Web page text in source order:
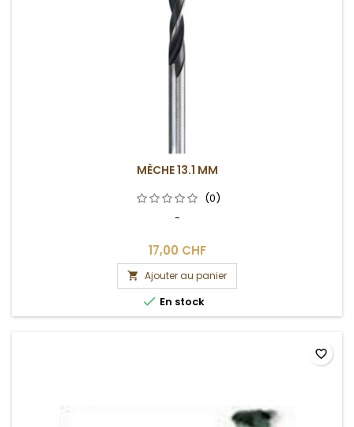
MÈCHE 13.1 MM
(0)
-
17,00 CHF
 Ajouter au panier
 En stock
favorite_border